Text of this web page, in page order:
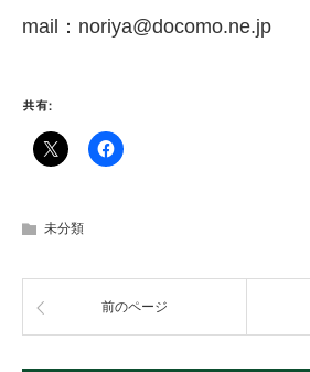
mail：noriya@docomo.ne.jp
共有:
未分類
前のページ